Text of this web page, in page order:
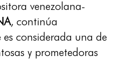
venezolana-
, continúa
considerada una de
y prometedoras